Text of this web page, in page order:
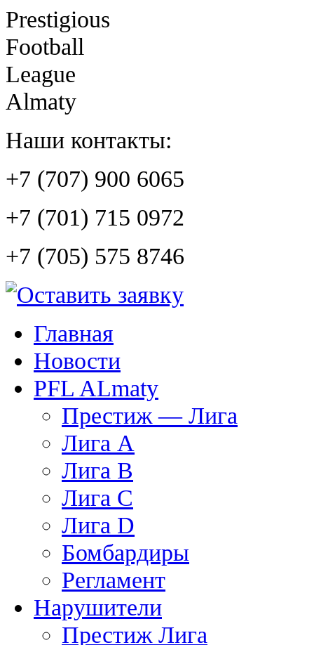
Prestigious
Football
League
Almaty
Наши контакты:
+7 (707) 900 6065
+7 (701) 715 0972
+7 (705) 575 8746
Главная
Новости
PFL ALmaty
Престиж — Лига
Лига А
Лига В
Лига С
Лига D
Бомбардиры
Регламент
Нарушители
Престиж Лига